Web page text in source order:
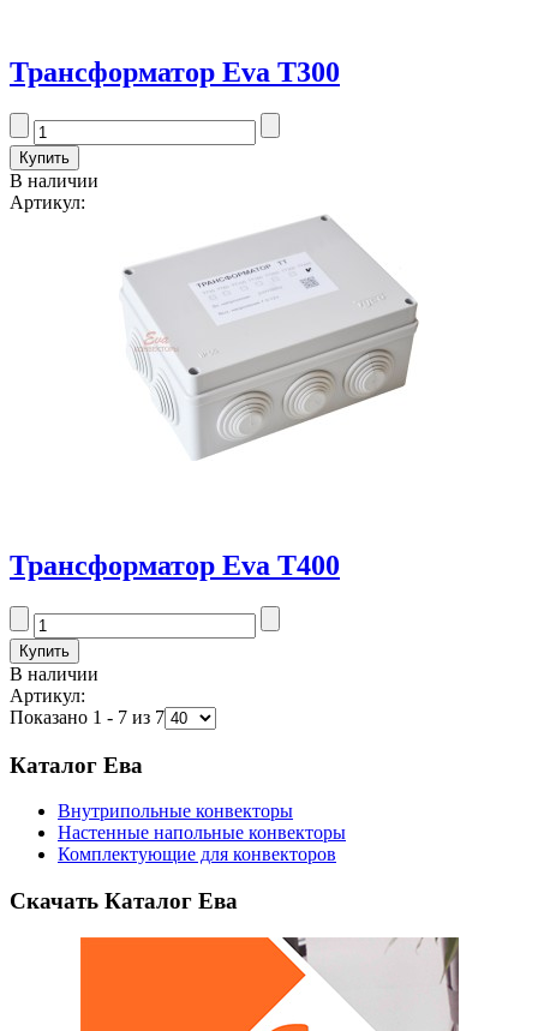
Трансформатор Eva T300
В наличии
Артикул:
Трансформатор Eva T400
В наличии
Артикул:
Показано 1 - 7 из 7
Каталог Ева
Внутрипольные конвекторы
Настенные напольные конвекторы
Комплектующие для конвекторов
Скачать Каталог Ева